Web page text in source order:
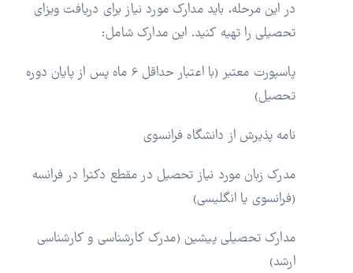
در این مرحله، باید مدارک مورد نیاز برای دریافت ویزای
تحصیلی را تهیه کنید. این مدارک شامل:
پاسپورت معتبر (با اعتبار حداقل 6 ماه پس از پایان دوره
تحصیل)
نامه پذیرش از دانشگاه فرانسوی
مدرک زبان مورد نیاز تحصیل در مقطع دکترا در فرانسه
(فرانسوی یا انگلیسی)
مدارک تحصیلی پیشین (مدرک کارشناسی و کارشناسی
ارشد)